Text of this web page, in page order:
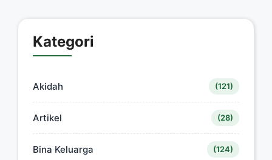
Kategori
Akidah (121)
Artikel (28)
Bina Keluarga (124)